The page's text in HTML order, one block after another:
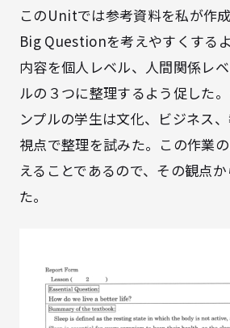
このUnitでは参考資料を私が作
Big Questionを考えやすくする
内容を個人レベル、人間関係レ
ルの３つに整理するよう促した
ンプルの学生は文化、ビジネス
視点で整理を試みた。この作業
えることであるので、その観点
た。